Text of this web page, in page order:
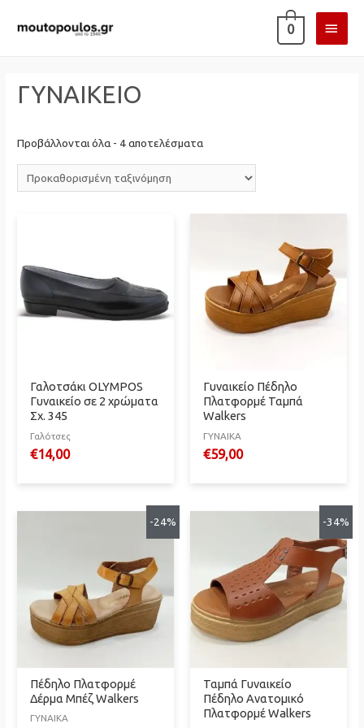
0
ΓΥΝΑΙΚΕΙΟ
Προβάλλονται όλα - 4 αποτελέσματα
Γαλοτσάκι OLYMPOS
Γυναικείο σε 2 χρώματα
Σχ. 345
Γαλότσες
€14,00
Γυναικείο Πέδηλο
Πλατφορμέ Ταμπά
Walkers
ΓΥΝΑΙΚΑ
€59,00
-24%
Πέδηλο Πλατφορμέ
Δέρμα Μπέζ Walkers
ΓΥΝΑΙΚΑ
-34%
Ταμπά Γυναικείο
Πέδηλο Ανατομικό
Πλατφορμέ Walkers